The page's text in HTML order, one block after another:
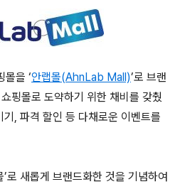
몰을 ‘안랩몰(AhnLab Mall)’로 브랜
핑몰로 도약하기 위한 채비를 갖췄
, 파격 할인 등 다채로운 이벤트를
로 새롭게 브랜드화한 것을 기념하여